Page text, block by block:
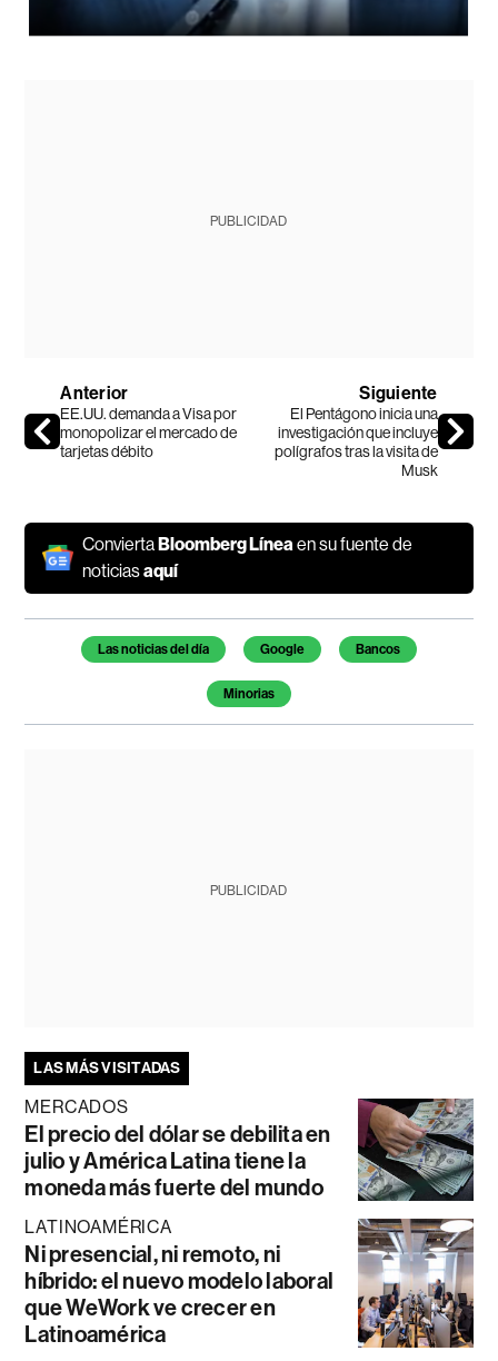
PUBLICIDAD
Anterior
EE.UU. demanda a Visa por
monopolizar el mercado de
tarjetas débito
Siguiente
El Pentágono inicia una
investigación que incluye
polígrafos tras la visita de
Musk
ConviertaBloomberg Línea en su fuente de
noticiasaquí
Temas de este artículo
Las noticias del día Google Bancos
Minorias
PUBLICIDAD
LAS MÁS VISITADAS
MERCADOS
El precio del dólar se debilita en
julio y América Latina tiene la
moneda más fuerte del mundo
LATINOAMÉRICA
Ni presencial, ni remoto, ni
híbrido: el nuevo modelo laboral
que WeWork ve crecer en
Latinoamérica